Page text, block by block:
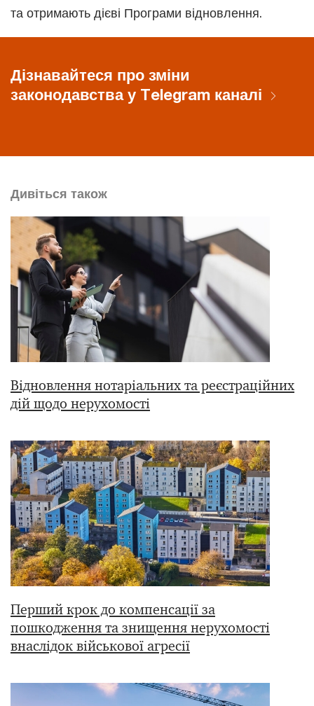
та отримають дієві Програми відновлення.
Дізнавайтеся про зміни
законодавства у Telegram каналі
Дивіться також
Відновлення нотаріальних та реєстраційних
дій щодо нерухомості
Перший крок до компенсації за
пошкодження та знищення нерухомості
внаслідок військової агресії